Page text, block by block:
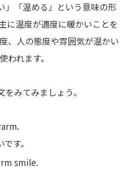
」「温める」という意味の形
に温度が適度に暖かいことを
、人の態度や雰囲気が温かい
われます。
みてみましょう。
す。
smile.